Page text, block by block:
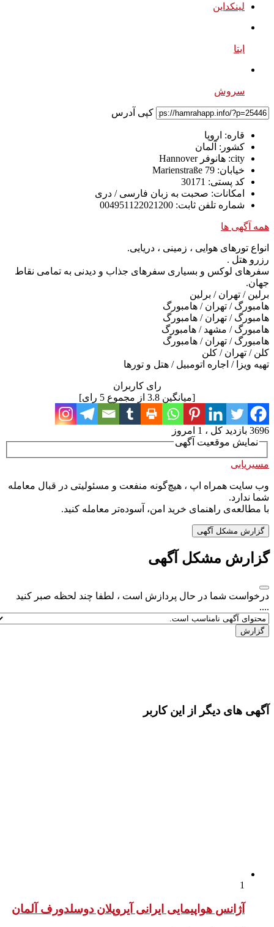
لینکداین
ایتا
سروش
کپی آدرس
قاره:اروپا
کشور: آلمان
city: هانوفر Hannover
خیابان:Marienstraße 79
کد پستی: 30171
امکانات:صحبت به زبان فارسی / دری
شماره تلفن ثابت:004951122021200
همه آگهی ها
انواع تورهای هوایی ، زمینی ، دریایی.
رزرو هتل .
سفرهای لوکس و بسیاری سفرهای جذاب و دیدنی به تمامی نقاط
جهان.
برلین / تهران / برلین
هامبورگ / تهران / هامبورگ
هامبورگ / تهران / هامبورگ
هامبورگ / مشهد / هامبورگ
هامبورگ / تهران / هامبورگ
کلن / تهران / کلن
تهیه ویزا / اجاره اتومبیل / هتل و تورها
رای کاربران
[میانگین3.8از مجموع5 رای]
3696 بازدید کل ، 1 امروز
نمایش موقعیت آگهی
مسیریابی
وب سایت همراه اپ ، هیچ‌گونه منفعت و مسئولیتی در قبال معامله
شما ندارد.
با مطالعه‌ی راهنمای خرید امن، آسوده‌تر معامله کنید.
گزارش مشکل آگهی
گزارش مشکل آگهی
درخواست شما در حال پردازش است ، لطفا چند لحظه صبر کنید
....
آگهی های دیگر از این کاربر
آژانس هواپیمایی ایرانی آیروپلان دوسلدورف آلمان